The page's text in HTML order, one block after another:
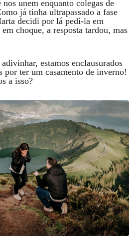
unem enquanto colegas de
já tinha ultrapassado a fase
decidi por lá pedi-la em
choque, a resposta tardou, mas
estamos enclausurados
por ter um casamento de inverno!
a isso?